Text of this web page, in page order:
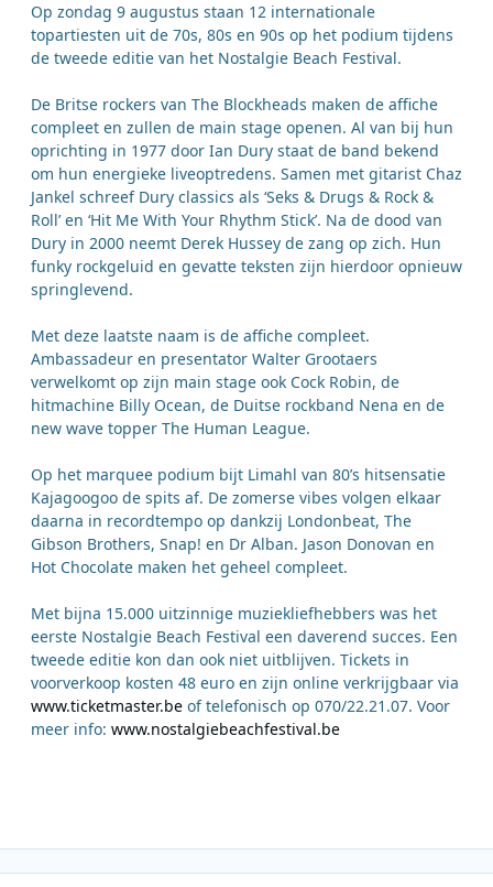
Op zondag 9 augustus staan 12 internationale
topartiesten uit de 70s, 80s en 90s op het podium tijdens
de tweede editie van het Nostalgie Beach Festival.
De Britse rockers van The Blockheads maken de affiche
compleet en zullen de main stage openen. Al van bij hun
oprichting in 1977 door Ian Dury staat de band bekend
om hun energieke liveoptredens. Samen met gitarist Chaz
Jankel schreef Dury classics als ‘Seks & Drugs & Rock &
Roll’ en ‘Hit Me With Your Rhythm Stick’. Na de dood van
Dury in 2000 neemt Derek Hussey de zang op zich. Hun
funky rockgeluid en gevatte teksten zijn hierdoor opnieuw
springlevend.
Met deze laatste naam is de affiche compleet.
Ambassadeur en presentator Walter Grootaers
verwelkomt op zijn main stage ook Cock Robin, de
hitmachine Billy Ocean, de Duitse rockband Nena en de
new wave topper The Human League.
Op het marquee podium bijt Limahl van 80’s hitsensatie
Kajagoogoo de spits af. De zomerse vibes volgen elkaar
daarna in recordtempo op dankzij Londonbeat, The
Gibson Brothers, Snap! en Dr Alban. Jason Donovan en
Hot Chocolate maken het geheel compleet.
Met bijna 15.000 uitzinnige muziekliefhebbers was het
eerste Nostalgie Beach Festival een daverend succes. Een
tweede editie kon dan ook niet uitblijven. Tickets in
voorverkoop kosten 48 euro en zijn online verkrijgbaar via
www.ticketmaster.be of telefonisch op 070/22.21.07. Voor
meer info: www.nostalgiebeachfestival.be